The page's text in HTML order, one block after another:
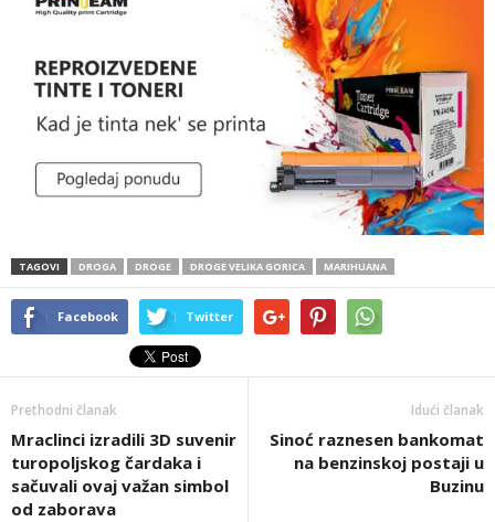
TAGOVI DROGA DROGE DROGE VELIKA GORICA MARIHUANA
Facebook Twitter
Prethodni članak
Mraclinci izradili 3D suvenir
turopoljskog čardaka i
sačuvali ovaj važan simbol
od zaborava
Idući članak
Sinoć raznesen bankomat
na benzinskoj postaji u
Buzinu